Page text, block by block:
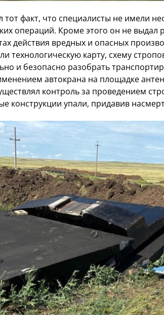
тот факт, что специалисты не имели
операций. Кроме этого он не выдал
действия вредных и опасных
технологическую карту, схему
и безопасно разобрать
автокрана на площадке
контроль за проведением
конструкции упали, придавив